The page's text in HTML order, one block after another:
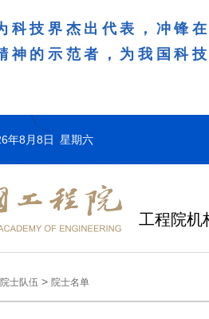
科技界杰出代表，冲锋
神的示范者，为我国科
年8月8日 星期六
工程院机
院士队伍 > 院士名单